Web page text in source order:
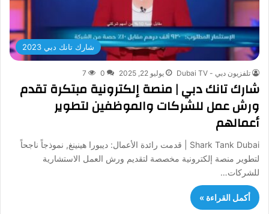
شارك تانك دبي 2023
تلفزيون دبي - Dubai TV يوليو 22, 2025 0
7
شارك تانك دبي | منصة إلكترونية مبتكرة تقدم
ورش عمل للشركات والموظفين لتطوير
أعمالهم
Shark Tank Dubai | قدمت رائدة الأعمال: ديبورا هينينغ, نموذجاً ناجحاً
لتطوير منصة إلكترونية مخصصة لتقديم ورش العمل الاستشارية
للشركات…
أكمل القراءة »